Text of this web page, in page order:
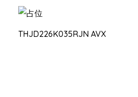
THJD226K035RJN AVX